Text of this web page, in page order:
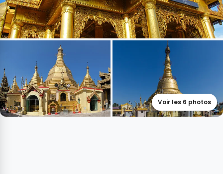
Voir les 6 photos